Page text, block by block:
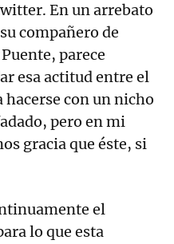
En un arrebato
compañero de
parece
esa actitud entre el
hacerse con un nicho
pero en mi
gracia que éste, si
el
lo que esta